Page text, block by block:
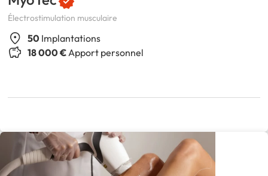
Électrostimulation musculaire
50 Implantations
18 000 € Apport personnel